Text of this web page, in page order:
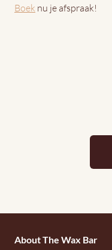
Boek nu je afspraak!
Footermenu
About The Wax Bar